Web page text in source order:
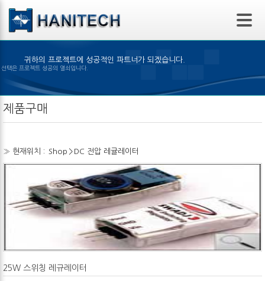
본문 바로가기
귀하의 프로젝트에 성공적인 파트너가 되겠습니다.
제품의 선택은 프로젝트 성공의 열쇠입니다.
제품구매
» 현재위치 : Shop > DC 전압 레귤레이터
25W 스위칭 레규레이터